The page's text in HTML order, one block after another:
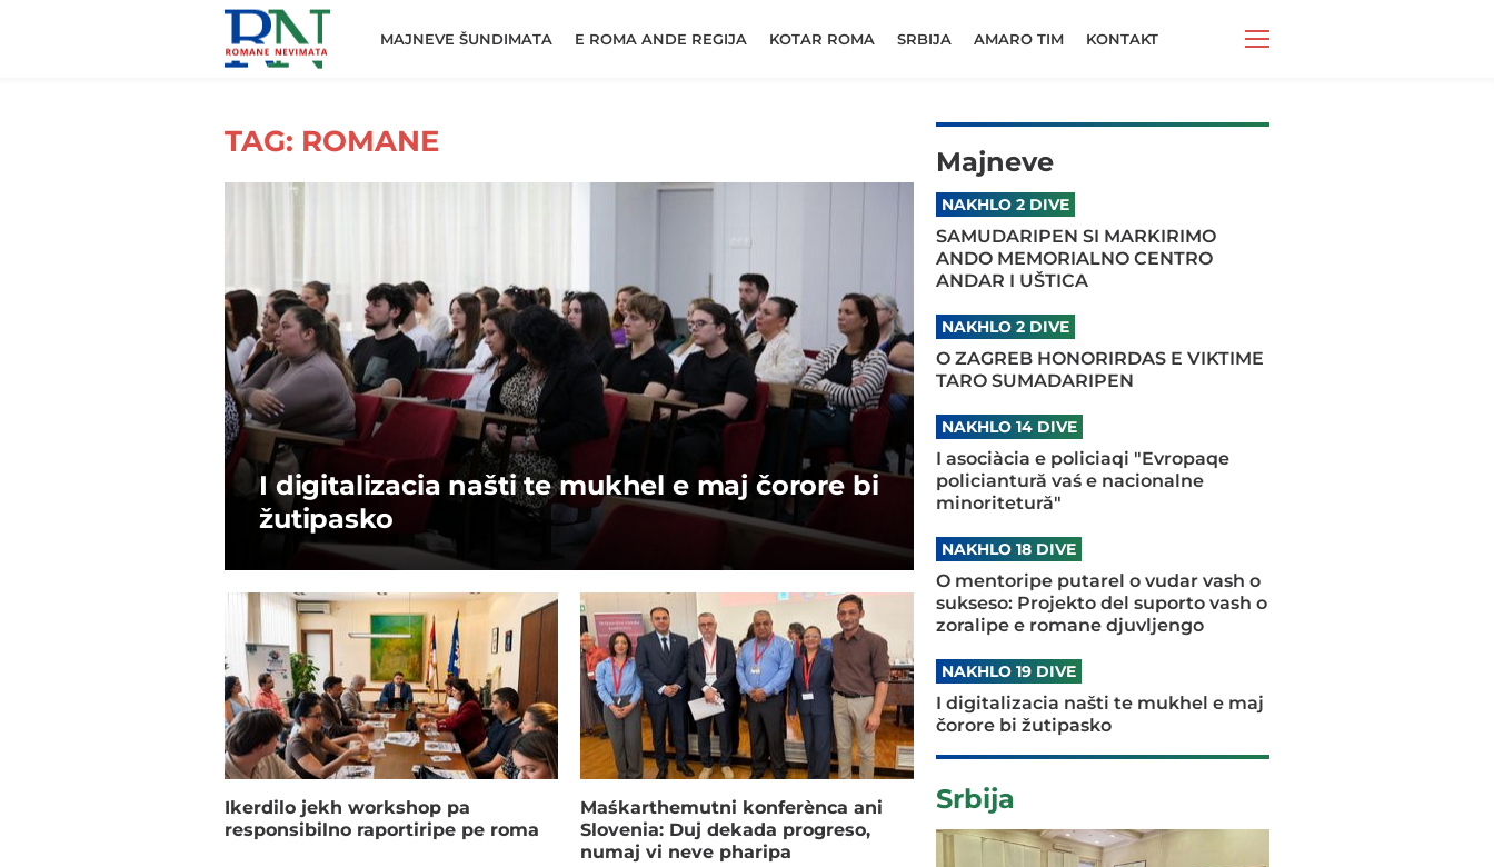
Romane
Nemivata
MAJNEVE ŠUNDIMATA E ROMA ANDE REGIJA KOTAR ROMA SRBIJA AMARO TIM KONTAKT
TAG: ROMANE
I digitalizacia našti te mukhel e maj čorore bi
žutipasko
Ikerdilo jekh workshop pa
responsibilno raportiripe pe roma
Maśkarthemutni konferènca ani
Slovenia: Duj dekada progreso,
numaj vi neve pharipa
Majneve
NAKHLO 2 DIVE
SAMUDARIPEN SI MARKIRIMO
ANDO MEMORIALNO CENTRO
ANDAR I UŠTICA
NAKHLO 2 DIVE
O ZAGREB HONORIRDAS E VIKTIME
TARO SUMADARIPEN
NAKHLO 14 DIVE
I asociàcia e policiaqi "Evropaqe
policiantură vaś e nacionalne
minoritetură"
NAKHLO 18 DIVE
O mentoripe putarel o vudar vash o
sukseso: Projekto del suporto vash o
zoralipe e romane djuvljengo
NAKHLO 19 DIVE
I digitalizacia našti te mukhel e maj
čorore bi žutipasko
Srbija